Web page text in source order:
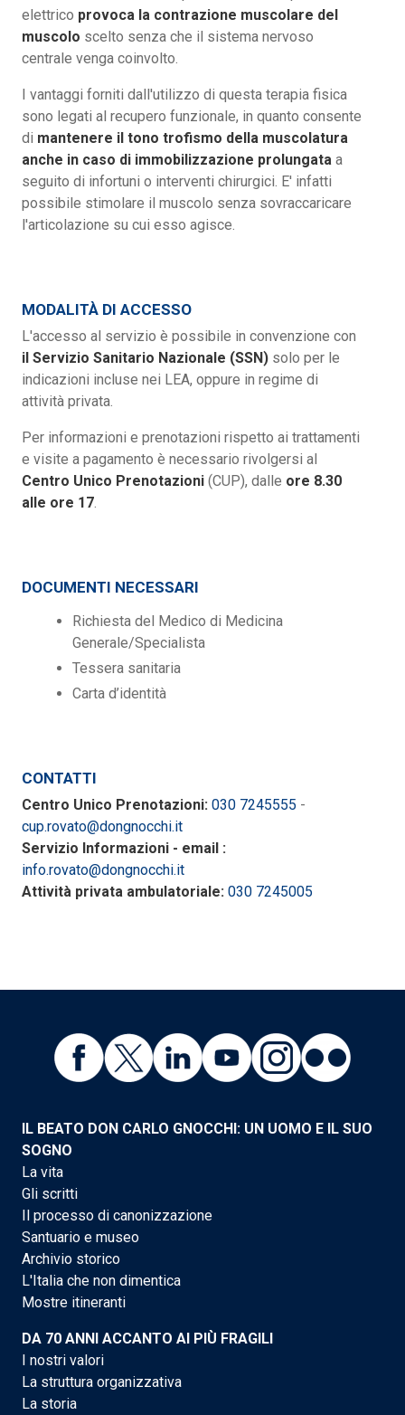
elettrico provoca la contrazione muscolare del
muscolo scelto senza che il sistema nervoso
centrale venga coinvolto.
I vantaggi forniti dall'utilizzo di questa terapia fisica
sono legati al recupero funzionale, in quanto consente
di mantenere il tono trofismo della muscolatura
anche in caso di immobilizzazione prolungata a
seguito di infortuni o interventi chirurgici. E' infatti
possibile stimolare il muscolo senza sovraccaricare
l'articolazione su cui esso agisce.
MODALITÀ DI ACCESSO
L'accesso al servizio è possibile in convenzione con
il Servizio Sanitario Nazionale (SSN) solo per le
indicazioni incluse nei LEA, oppure in regime di
attività privata.
Per informazioni e prenotazioni rispetto ai trattamenti
e visite a pagamento è necessario rivolgersi al
Centro Unico Prenotazioni (CUP), dalle ore 8.30
alle ore 17.
DOCUMENTI NECESSARI
Richiesta del Medico di Medicina
Generale/Specialista
Tessera sanitaria
Carta d’identità
CONTATTI
Centro Unico Prenotazioni: 030 7245555 -
cup.rovato@dongnocchi.it
Servizio Informazioni - email :
info.rovato@dongnocchi.it
Attività privata ambulatoriale: 030 7245005
IL BEATO DON CARLO GNOCCHI: UN UOMO E IL SUO
SOGNO
La vita
Gli scritti
Il processo di canonizzazione
Santuario e museo
Archivio storico
L'Italia che non dimentica
Mostre itineranti
DA 70 ANNI ACCANTO AI PIÙ FRAGILI
I nostri valori
La struttura organizzativa
La storia